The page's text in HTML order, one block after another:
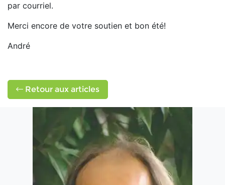
par courriel.
Merci encore de votre soutien et bon été!
André
Retour aux articles